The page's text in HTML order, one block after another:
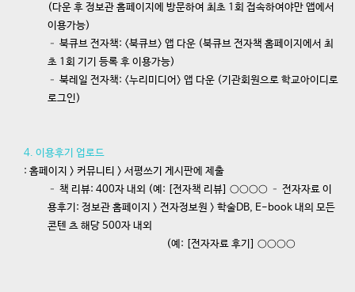
(다운 후 정보관 홈페이지에 방문하여 최초 1회 접속하여야만 앱에서
이용가능)
– 북큐브 전자책: <북큐브> 앱 다운 (북큐브 전자책 홈페이지에서 최
초 1회 기기 등록 후 이용가능)
– 북레일 전자책: <누리미디어> 앱 다운 (기관회원으로 학교아이디로
로그인)
4. 이용후기 업로드
: 홈페이지 > 커뮤니티 > 서평쓰기 게시판에 제출
– 책 리뷰: 400자 내외 (예: [전자책 리뷰] ○○○○ – 전자자료 이
용후기: 정보관 홈페이지 > 전자정보원 > 학술DB, E-book 내의 모든
콘텐 츠 해당 500자 내외
(예: [전자자료 후기] ○○○○